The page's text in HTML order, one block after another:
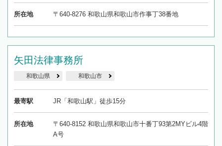
所在地 〒640-8276 和歌山県和歌山市作事丁38番地
矢田法律事務所
和歌山県 和歌山市
最寄駅 JR「和歌山駅」徒歩15分
所在地
〒640-8152 和歌山県和歌山市十番丁93第2MYビル4階
A号